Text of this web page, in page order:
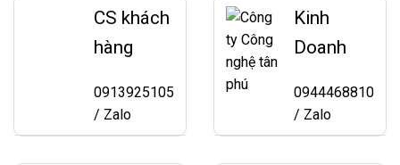
CS khách
hàng
0913925105
/ Zalo
Kinh
Doanh
0944468810
/ Zalo